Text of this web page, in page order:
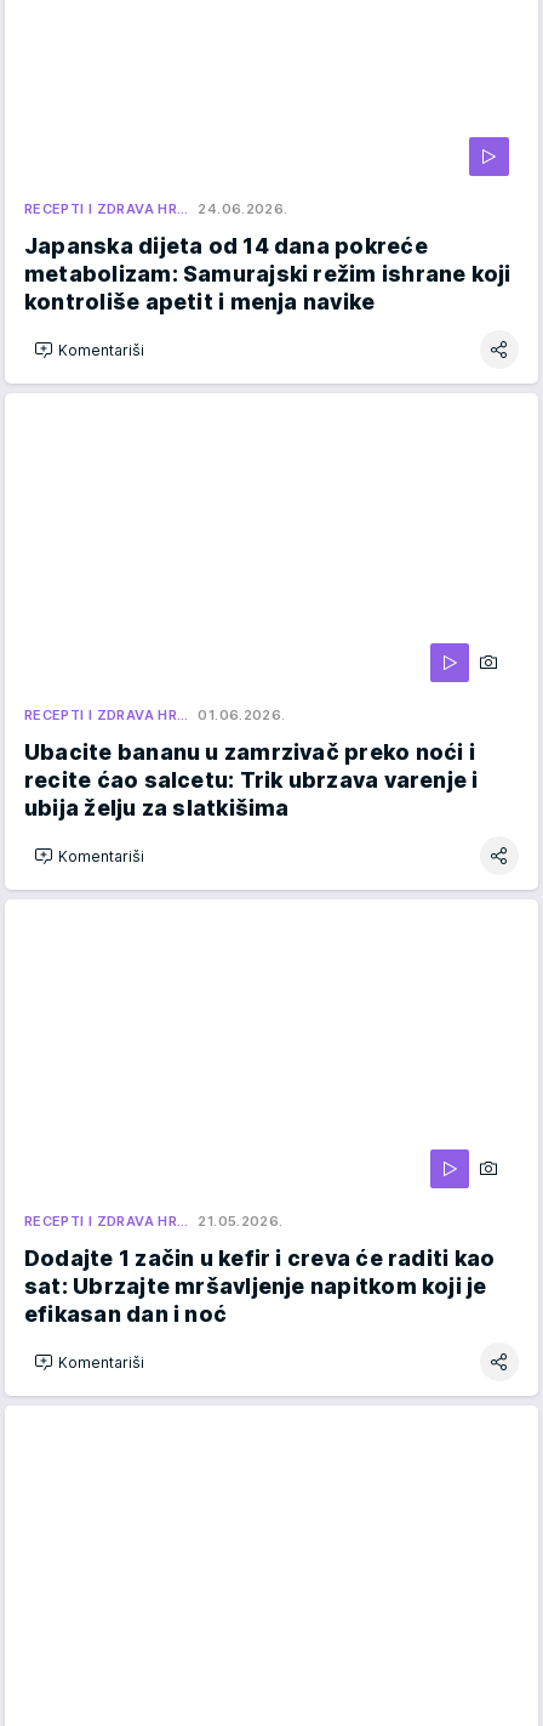
RECEPTI I ZDRAVA HR… 24.06.2026.
Japanska dijeta od 14 dana pokreće
metabolizam: Samurajski režim ishrane koji
kontroliše apetit i menja navike
Komentariši
RECEPTI I ZDRAVA HR… 01.06.2026.
Ubacite bananu u zamrzivač preko noći i
recite ćao salcetu: Trik ubrzava varenje i
ubija želju za slatkišima
Komentariši
RECEPTI I ZDRAVA HR… 21.05.2026.
Dodajte 1 začin u kefir i creva će raditi kao
sat: Ubrzajte mršavljenje napitkom koji je
efikasan dan i noć
Komentariši